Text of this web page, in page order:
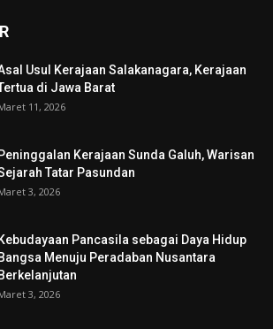
Usul Kerajaan Salakanagara, Kerajaan
di Jawa Barat
11, 2026
Peninggalan Kerajaan Sunda Galuh, Warisan
Tatar Pasundan
3, 2026
Kebudayaan Pancasila sebagai Daya Hidup
Bangsa Menuju Peradaban Nusantara
Berkelanjutan
3, 2026